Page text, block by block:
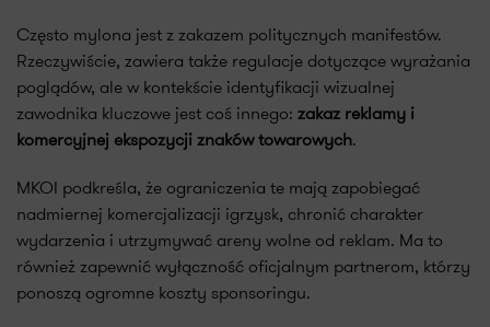
Często mylona jest z zakazem politycznych manifestów.
Rzeczywiście, zawiera także regulacje dotyczące wyrażania
poglądów, ale w kontekście identyfikacji wizualnej
zawodnika kluczowe jest coś innego: zakaz reklamy i
komercyjnej ekspozycji znaków towarowych.
MKOI podkreśla, że ograniczenia te mają zapobiegać
nadmiernej komercjalizacji igrzysk, chronić charakter
wydarzenia i utrzymywać areny wolne od reklam. Ma to
również zapewnić wyłączność oficjalnym partnerom, którzy
ponoszą ogromne koszty sponsoringu.